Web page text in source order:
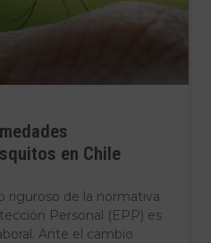
en Chile
riguroso de la normativa
Personal (EPP) es
Ante el cambio